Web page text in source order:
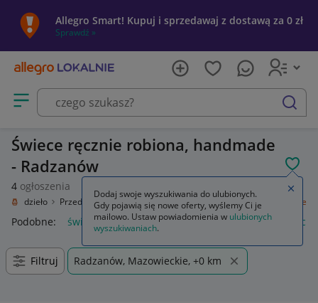
Allegro Smart! Kupuj i sprzedawaj z dostawą za 0 zł
Sprawdź »
Otwórz menu z kategoriami
szukaj
Świece ręcznie robiona, handmade
- Radzanów
4 ogłoszenia
Rękodzieło Przedmioty ręcznie wykonane Wyposażenie domu Świece
Podobne: świece zapłonowe świece sojowe świece
Filtruj Radzanów, Mazowieckie, +0 km
Dodaj swoje wyszukiwania do ulubionych.
Gdy pojawią się nowe oferty, wyślemy Ci je
mailowo. Ustaw powiadomienia w ulubionych
wyszukiwaniach.